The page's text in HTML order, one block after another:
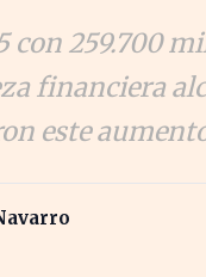
con 259.700
financiera
este